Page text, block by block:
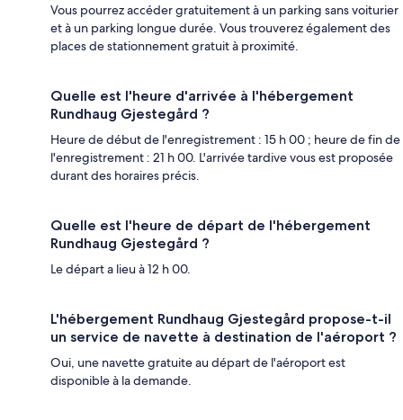
Vous pourrez accéder gratuitement à un parking sans voiturier
et à un parking longue durée. Vous trouverez également des
places de stationnement gratuit à proximité.
Quelle est l'heure d'arrivée à l'hébergement
Rundhaug Gjestegård ?
Heure de début de l'enregistrement : 15 h 00 ; heure de fin de
l'enregistrement : 21 h 00. L'arrivée tardive vous est proposée
durant des horaires précis.
Quelle est l'heure de départ de l'hébergement
Rundhaug Gjestegård ?
Le départ a lieu à 12 h 00.
L'hébergement Rundhaug Gjestegård propose-t-il
un service de navette à destination de l'aéroport ?
Oui, une navette gratuite au départ de l'aéroport est
disponible à la demande.